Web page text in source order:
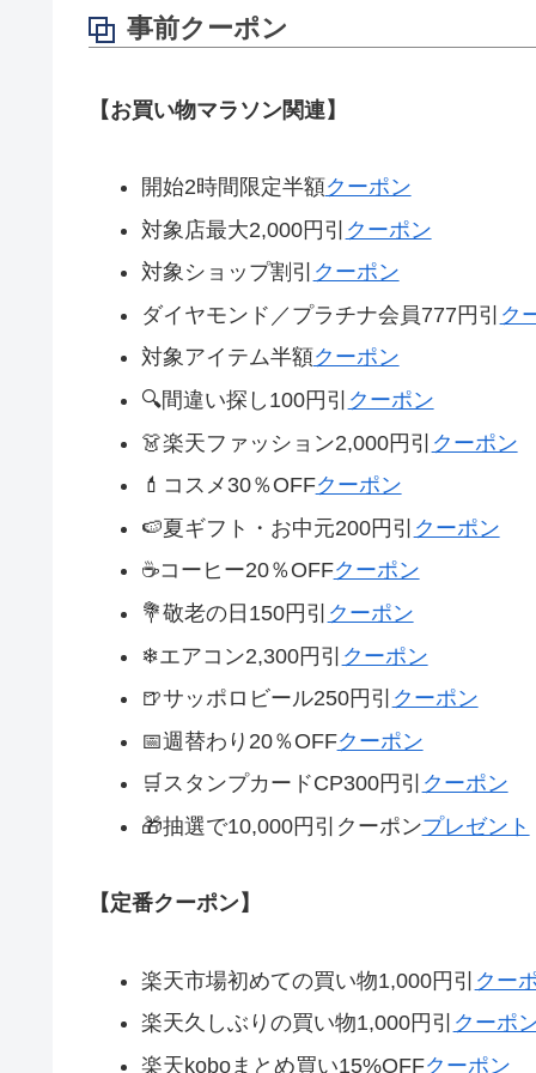
事前クーポン
【お買い物マラソン関連】
開始2時間限定半額クーポン
対象店最大2,000円引 クーポン
対象ショップ割引 クーポン
ダイヤモンド／プラチナ会員777円引 ク
対象アイテム半額クーポン
🔍間違い探し100円引 クーポン
👗楽天ファッション2,000円引 クーポン
💄コスメ30％OFFクーポン
🍉夏ギフト・お中元200円引 クーポン
☕コーヒー20％OFFクーポン
💐敬老の日150円引 クーポン
❄エアコン2,300円引 クーポン
🍺サッポロビール250円引 クーポン
📅週替わり20％OFFクーポン
🛒スタンプカードCP300円引 クーポン
🎁抽選で10,000円引クーポンプレゼント
【定番クーポン】
楽天市場初めての買い物1,000円引 クー
楽天久しぶりの買い物1,000円引 クーポ
楽天koboまとめ買い15%OFFクーポン